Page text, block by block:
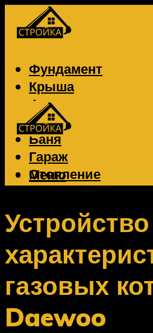
Фундамент
Крыша
Фасад
Забор
Баня
Гараж
Отопление
Вентиляция
Электрика
Меню
Меню
газовых
Daewoo